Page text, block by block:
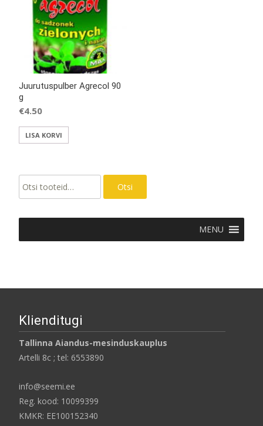
Juurutuspulber Agrecol 90
g
€4.50
LISA KORVI
Otsi
MENU
Klienditugi
Tallinna Aiandus-mesinduskauplus
Artelli 8c ; tel: 6553890
info@seemi.ee
Reg. kood: 10099399
KMKR: EE100152340